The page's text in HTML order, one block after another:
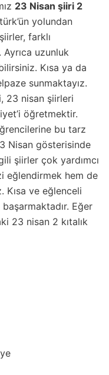
23 Nisan şiiri 2
yolundan
farklı
uzunluk
Kısa ya da
sunmaktayız.
23 nisan şiirleri
öğretmektir.
bu tarz
Nisan gösterisinde
şiirler çok yardımcı
eğlendirmek hem de
ve eğlenceli
Eğer
23 nisan 2 kıtalık